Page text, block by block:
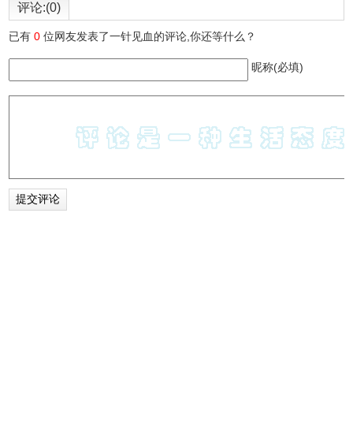
评论:(0)
已有0 位网友发表了一针见血的评论,你还等什么？
昵称(必填)